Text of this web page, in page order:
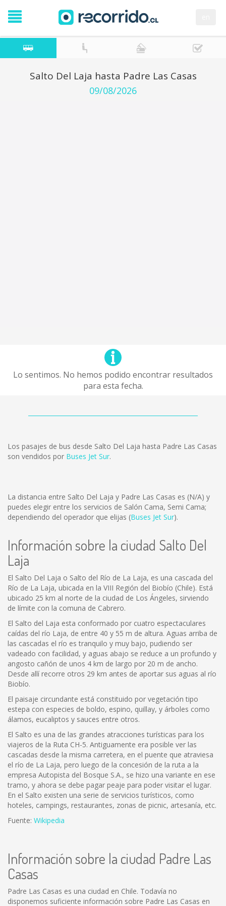
Salto Del Laja hasta Padre Las Casas
09/08/2026
Lo sentimos. No hemos podido encontrar resultados
para esta fecha.
Los pasajes de bus desde Salto Del Laja hasta Padre Las Casas
son vendidos por Buses Jet Sur.
La distancia entre Salto Del Laja y Padre Las Casas es (N/A) y
puedes elegir entre los servicios de Salón Cama, Semi Cama;
dependiendo del operador que elijas (Buses Jet Sur).
Información sobre la ciudad Salto Del
Laja
El Salto Del Laja o Salto del Río de La Laja, es una cascada del
Río de La Laja, ubicada en la VIII Región del Biobío (Chile). Está
ubicado 25 km al norte de la ciudad de Los Ángeles, sirviendo
de límite con la comuna de Cabrero.
El Salto del Laja esta conformado por cuatro espectaculares
caídas del río Laja, de entre 40 y 55 m de altura. Aguas arriba de
las cascadas el río es tranquilo y muy bajo, pudiendo ser
vadeado con facilidad, y aguas abajo se reduce a un profundo y
angosto cañón de unos 4 km de largo por 20 m de ancho.
Desde allí recorre otros 29 km antes de aportar sus aguas al río
Biobío.
El paisaje circundante está constituido por vegetación tipo
estepa con especies de boldo, espino, quillay, y árboles como
álamos, eucaliptos y sauces entre otros.
El Salto es una de las grandes atracciones turísticas para los
viajeros de la Ruta CH-5. Antiguamente era posible ver las
cascadas desde la misma carretera, en el puente que atraviesa
el río de La Laja, pero luego de la concesión de la ruta a la
empresa Autopista del Bosque S.A., se hizo una variante en ese
tramo, y ahora se debe pagar peaje para poder visitar el lugar.
En el Salto existen una serie de servicios turísticos, como
hoteles, campings, restaurantes, zonas de picnic, artesanía, etc.
Fuente: Wikipedia
Información sobre la ciudad Padre Las
Casas
Padre Las Casas es una ciudad en Chile. Todavía no
disponemos suficiente información sobre Padre Las Casas en